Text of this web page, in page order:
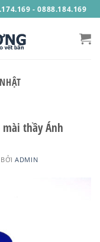
- 0888.184.169
thầy Ánh
BỞIADMIN